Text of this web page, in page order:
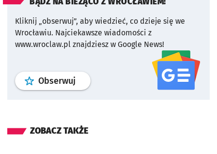
Kliknij „obserwuj”, aby wiedzieć, co dzieje się we
Wrocławiu. Najciekawsze wiadomości z
www.wroclaw.pl znajdziesz w Google News!
Obserwuj profil serwisu
ZOBACZ TAKŻE